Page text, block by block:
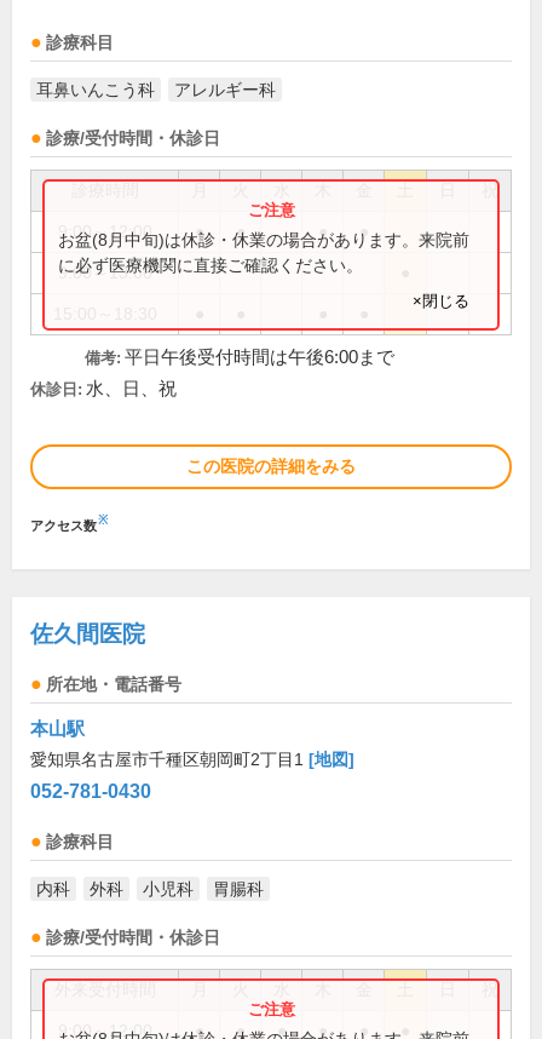
診療科目
耳鼻いんこう科 アレルギー科
診療/受付時間・休診日
祝
9:00～12:00 ● ● ● ●
9:00～13:00
お盆(8月中旬)は休診・休業の場合があります。来院前
に必ず医療機関に直接ご確認ください。
×閉じる
備考: 平日午後受付時間は午後6:00まで
休診日: 水、日、祝
この医院の詳細をみる
アクセス数※
佐久間医院
所在地・電話番号
本山駅
愛知県名古屋市千種区朝岡町2丁目1 [地図]
052-781-0430
診療科目
内科 外科 小児科 胃腸科
診療/受付時間・休診日
祝
9:00～12:00 ● ● ● ● ●